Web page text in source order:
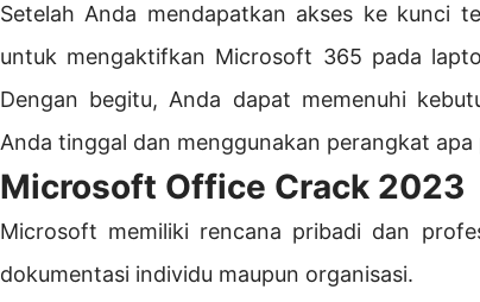
Setelah Anda mendapatkan akses ke kunci
untuk mengaktifkan Microsoft 365 pada
Dengan begitu, Anda dapat memenuhi
Anda tinggal dan menggunakan perangkat apa
Microsoft Office Crack 2023
Microsoft memiliki rencana pribadi dan
dokumentasi individu maupun organisasi.